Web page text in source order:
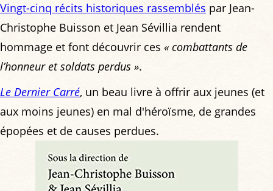
Vingt-cinq récits historiques rassemblés par Jean-
Christophe Buisson et Jean Sévillia rendent
hommage et font découvrir ces « combattants de
l’honneur et soldats perdus ».
Le Dernier Carré, un beau livre à offrir aux jeunes (et
aux moins jeunes) en mal d'héroïsme, de grandes
épopées et de causes perdues.